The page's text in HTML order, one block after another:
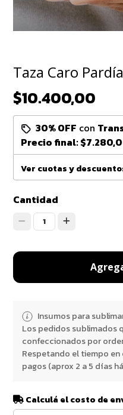
Taza Caro
$10.400,00
30% OFF con
Precio final:
Ver cuotas y
Cantidad
1
Insumos para
Los pedidos sublimados
confeccionados por
Respetando el tiempo
pagos (aprox 2 a 5 días
Calculá el costo de